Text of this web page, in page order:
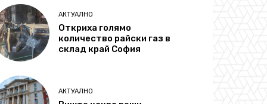
АКТУАЛНО
Откриха голямо
количество райски газ в
склад край София
АКТУАЛНО